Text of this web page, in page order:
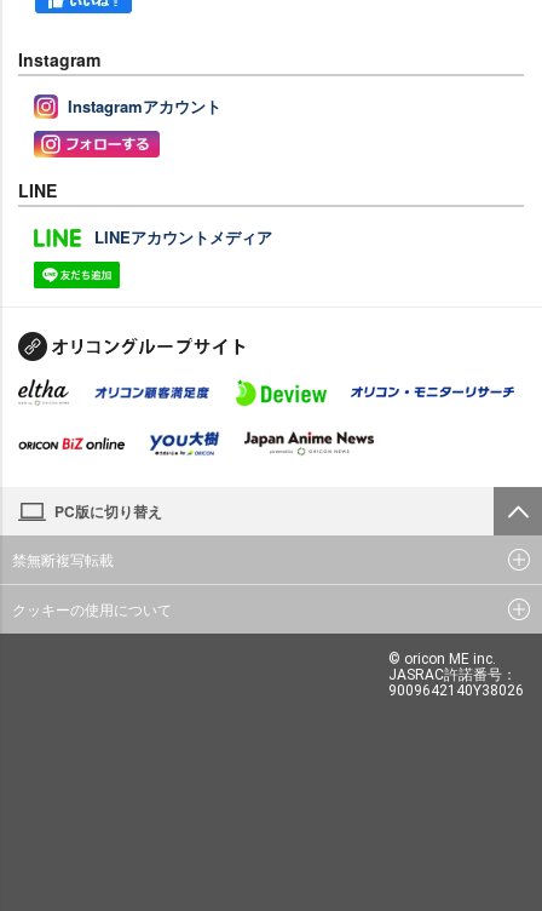
Instagram
Instagramアカウント
LINE
LINEアカウントメディア
PC版に切り替え
禁無断複写転載
クッキーの使用について
© oricon ME inc.
JASRAC許諾番号：
9009642140Y38026